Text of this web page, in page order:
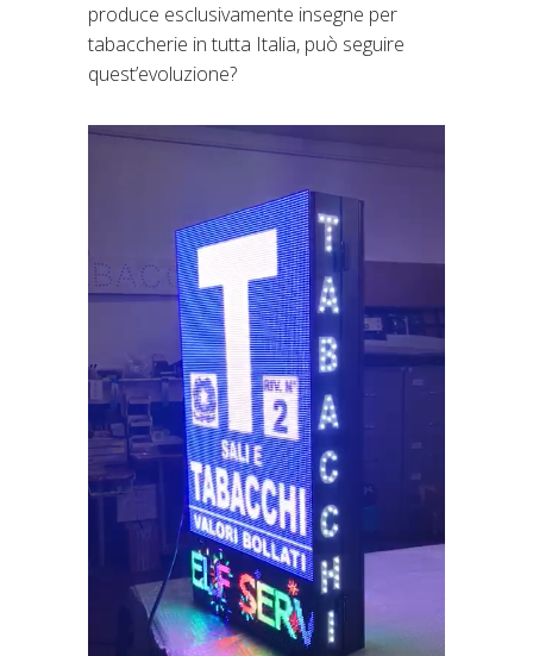
produce esclusivamente insegne per
tabaccherie in tutta Italia, può seguire
quest’evoluzione?